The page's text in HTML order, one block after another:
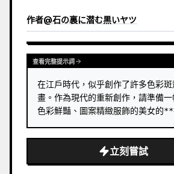
作者@石の裏に潜む黒いヤツ
查看完整提示詞
在江戶時代，似乎創作了許多色彩
畫。作為現代的重新創作，請準備
色彩鮮豔、圖案精緻服飾的美女的
立刻嘗試